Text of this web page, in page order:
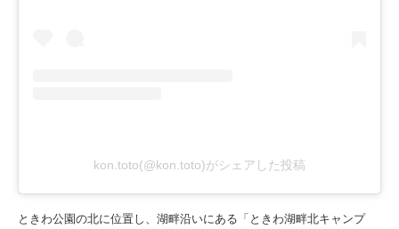
kon.toto(@kon.toto)がシェアした投稿
ときわ公園の北に位置し、湖畔沿いにある「ときわ湖畔北キャンプ